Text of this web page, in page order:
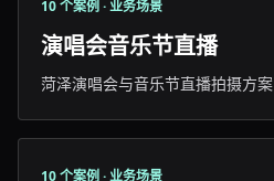
10 个案例 · 业务场景
演唱会音乐节直播
菏泽演唱会与音乐节直播拍摄方案
10 个案例 · 业务场景